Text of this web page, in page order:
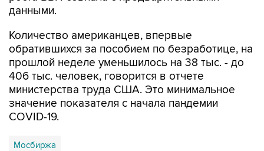
Количество американцев, впервые
прошлой неделе уменьшилось на 38 тыс. - до
406 тыс. человек, говорится в отчете
министерства труда США. Это минимальное
значение показателя с начала пандемии
COVID-19.
Мосбиржа